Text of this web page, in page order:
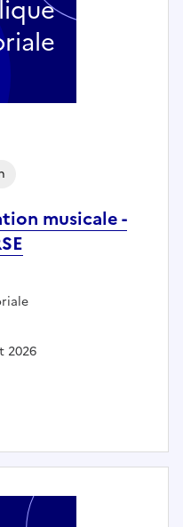
musicale -
2026
de formation